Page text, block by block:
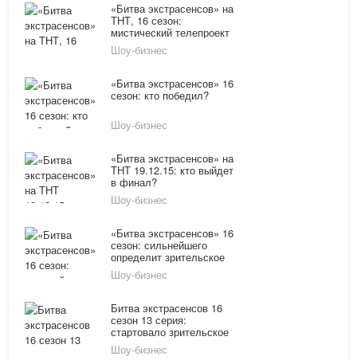
«Битва экстрасенсов» на
ТНТ, 16 сезон:
мистический телепроект
поставил очередной
рекорд по просмотрам
Шоу-бизнес
«Битва экстрасенсов» 16
сезон: кто победил?
Шоу-бизнес
«Битва экстрасенсов» на
ТНТ 19.12.15: кто выйдет
в финал?
Шоу-бизнес
«Битва экстрасенсов» 16
сезон: сильнейшего
определит зрительское
голосование
Шоу-бизнес
Битва экстрасенсов 16
сезон 13 серия:
стартовало зрительское
голосование на проекте
«Битва экстрасенсов»
Шоу-бизнес